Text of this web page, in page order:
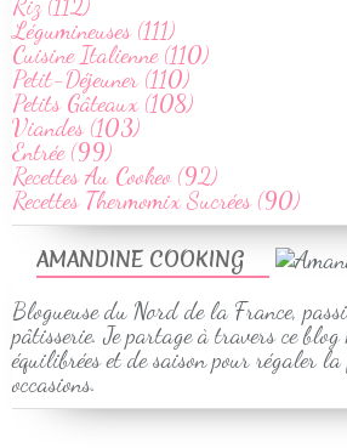
AMANDINE COOKING
Blogueuse du Nord de la France,
pâtisserie. Je partage à travers ce blog
équilibrées et de saison pour régaler
occasions.
Riz (112)
Légumineuses (111)
Cuisine Italienne (110)
Petit-Déjeuner (110)
Petits Gâteaux (108)
Viandes (103)
Entrée (99)
Recettes Au Cookeo (92)
Recettes Thermomix Sucrées (90)